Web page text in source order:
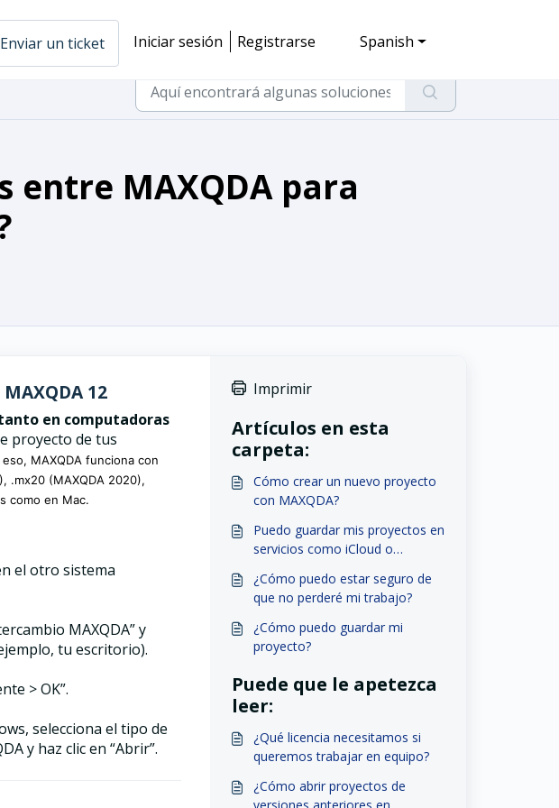
Enviar un ticket Iniciar sesión Registrarse Spanish
entre MAXQDA para
12
en computadoras
proyecto de tus
eso, MAXQDA funciona con
.mx20 (MAXQDA 2020),
como en Mac.
el otro sistema
MAXQDA” y
tu escritorio).
> OK”.
selecciona el tipo de
y haz clic en “Abrir”.
Imprimir
Artículos en esta
carpeta:
Cómo crear un nuevo proyecto
con MAXQDA?
Puedo guardar mis proyectos en
servicios como iCloud o
¿Cómo puedo estar seguro de
que no perderé mi trabajo?
¿Cómo puedo guardar mi
proyecto?
Puede que le apetezca
leer:
¿Qué licencia necesitamos si
queremos trabajar en equipo?
¿Cómo abrir proyectos de